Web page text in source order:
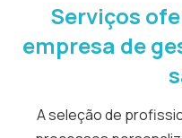
Serviços
empresa de
A seleção de